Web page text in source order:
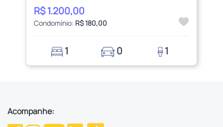
R$ 1.200,00
Condomínio: R$ 180,00
1 0 1
Acompanhe: